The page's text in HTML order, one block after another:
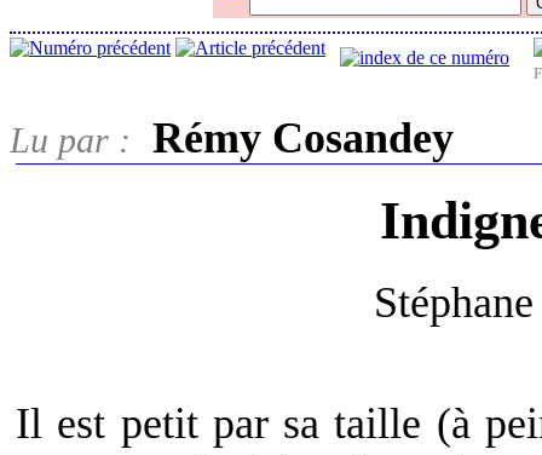
Lu par : Rémy Cosandey
Il est petit par sa taille (à